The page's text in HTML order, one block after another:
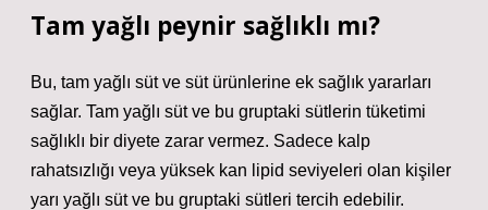
Tam yağlı peynir sağlıklı mı?
Bu, tam yağlı süt ve süt ürünlerine ek sağlık yararları
sağlar. Tam yağlı süt ve bu gruptaki sütlerin tüketimi
sağlıklı bir diyete zarar vermez. Sadece kalp
rahatsızlığı veya yüksek kan lipid seviyeleri olan kişiler
yarı yağlı süt ve bu gruptaki sütleri tercih edebilir.